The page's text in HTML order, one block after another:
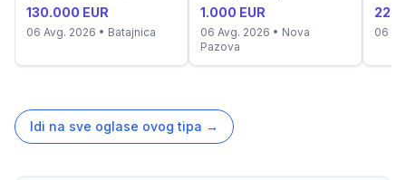
(52m²)
130.000 EUR
06 Avg. 2026 • Batajnica
proizvodnja kolača
1.000 EUR
06 Avg. 2026 • Nova
Pazova
06
Idi na sve oglase ovog tipa →